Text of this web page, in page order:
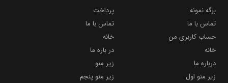
برگه نمونه
پرداخت
تماس با ما
تماس با ما
حساب کاربری من
خانه
خانه
در باره ما
درباره ما
زیر منو
زیر منو اول
زیر منو پنجم